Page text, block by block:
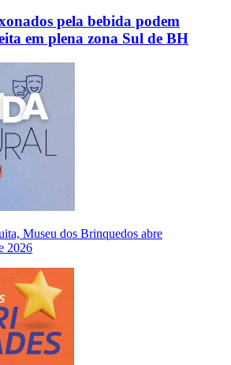
pela bebida podem
em plena zona Sul de BH
Museu dos Brinquedos abre
2026